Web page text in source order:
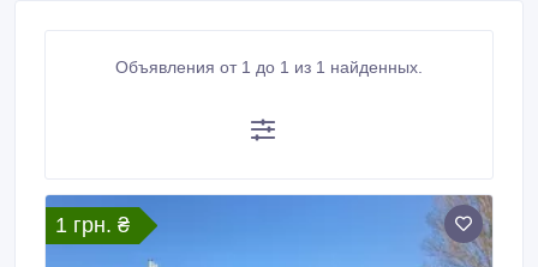
Объявления от 1 до 1 из 1 найденных.
1 грн. ₴